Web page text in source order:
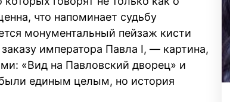
что напоминает судьбу
монументальный пейзаж кисти
императора Павла I, — картина,
«Вид на Павловский дворец» и
единым целым, но история